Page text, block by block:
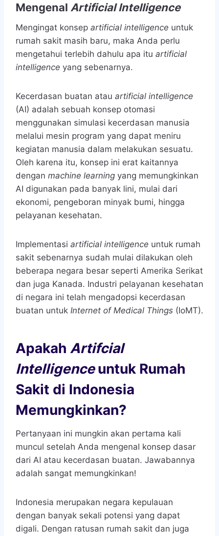
Mengenal Artificial Intelligence
Mengingat konsep artificial intelligence untuk
rumah sakit masih baru, maka Anda perlu
mengetahui terlebih dahulu apa itu artificial
intelligence yang sebenarnya.
Kecerdasan buatan atau artificial intelligence
(AI) adalah sebuah konsep otomasi
menggunakan simulasi kecerdasan manusia
melalui mesin program yang dapat meniru
kegiatan manusia dalam melakukan sesuatu.
Oleh karena itu, konsep ini erat kaitannya
dengan machine learning yang memungkinkan
AI digunakan pada banyak lini, mulai dari
ekonomi, pengeboran minyak bumi, hingga
pelayanan kesehatan.
Implementasi artificial intelligence untuk rumah
sakit sebenarnya sudah mulai dilakukan oleh
beberapa negara besar seperti Amerika Serikat
dan juga Kanada. Industri pelayanan kesehatan
di negara ini telah mengadopsi kecerdasan
buatan untuk Internet of Medical Things (IoMT).
Apakah Artifcial
Intelligenceuntuk Rumah
Sakit di Indonesia
Memungkinkan?
Pertanyaan ini mungkin akan pertama kali
muncul setelah Anda mengenal konsep dasar
dari AI atau kecerdasan buatan. Jawabannya
adalah sangat memungkinkan!
Indonesia merupakan negara kepulauan
dengan banyak sekali potensi yang dapat
digali. Dengan ratusan rumah sakit dan juga